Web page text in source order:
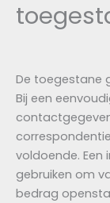
De toegestane
Bij een
voldoende.
gebruiken om
bedrag